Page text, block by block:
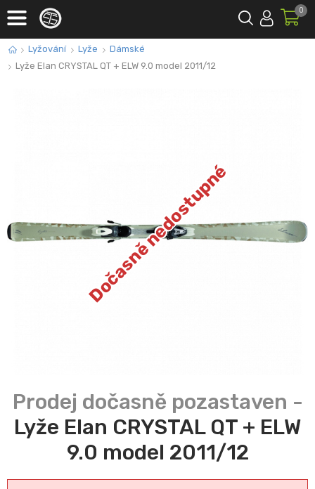
0
Lyžování Lyže
Dámské
Lyže Elan CRYSTAL QT + ELW 9.0 model 2011/12
Dočasně nedostupné
Lyže Elan CRYSTAL QT + ELW
9.0 model 2011/12